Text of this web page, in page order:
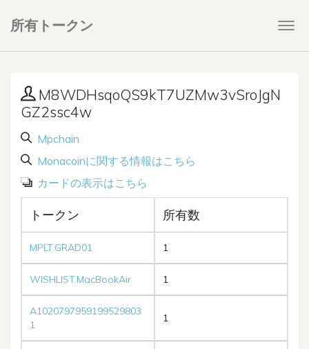
所有トークン
M8WDHsqoQS9kT7UZMw3vSroJgN
GZ2ssc4w
Mpchain
Monacoinに関する情報はこちら
カードの表示はこちら
トークン 所有数
MPLT.GRAD01 1
WISHLIST.MacBookAir 1
A1020797959199529803
1
1